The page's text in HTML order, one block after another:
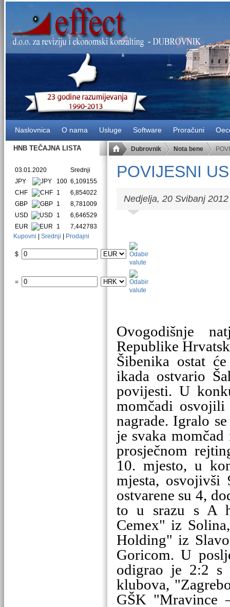
Naslovnica O nama Usluge Software Proračuni
Dubrovnik Nota bene
POVIJESNI
Nedjelja, 20 Svibanj
Ovogodišnje
Republike
Šibenika ostat
ikada ostvario
povijesti. U
momčadi osvojili
nagrade. Igralo
je svaka
prosječnom
10. mjesto, u
mjesta,
ostvarene su 4,
to u srazu s A
Cemex" iz
Holding" iz
Goricom. U
odigrao je 2:2 s
klubova,
GŠK "Mravince
HNB TEČAJNA LISTA
03.01.2020
Srednji
JPY
100 6,109155
CHF
1
6,854022
GBP
1
8,781009
USD
1
6,646529
EUR
1
7,442783
Kupovni
Srednji Prodajni
$
=